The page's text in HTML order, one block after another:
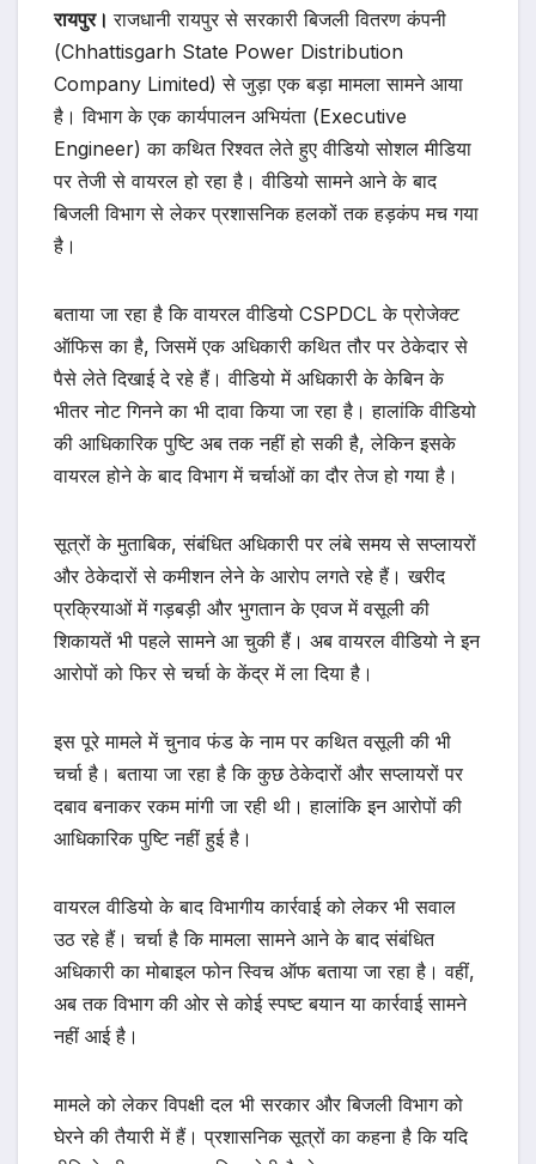
रायपुर।राजधानी रायपुर से सरकारी बिजली वितरण कंपनी
(Chhattisgarh State Power Distribution
Company Limited) से जुड़ा एक बड़ा मामला सामने आया
है। विभाग के एक कार्यपालन अभियंता (Executive
Engineer) का कथित रिश्वत लेते हुए वीडियो सोशल मीडिया
पर तेजी से वायरल हो रहा है। वीडियो सामने आने के बाद
बिजली विभाग से लेकर प्रशासनिक हलकों तक हड़कंप मच गया
है।
बताया जा रहा है कि वायरल वीडियो CSPDCL के प्रोजेक्ट
ऑफिस का है, जिसमें एक अधिकारी कथित तौर पर ठेकेदार से
पैसे लेते दिखाई दे रहे हैं। वीडियो में अधिकारी के केबिन के
भीतर नोट गिनने का भी दावा किया जा रहा है। हालांकि वीडियो
की आधिकारिक पुष्टि अब तक नहीं हो सकी है, लेकिन इसके
वायरल होने के बाद विभाग में चर्चाओं का दौर तेज हो गया है।
सूत्रों के मुताबिक, संबंधित अधिकारी पर लंबे समय से सप्लायरों
और ठेकेदारों से कमीशन लेने के आरोप लगते रहे हैं। खरीद
प्रक्रियाओं में गड़बड़ी और भुगतान के एवज में वसूली की
शिकायतें भी पहले सामने आ चुकी हैं। अब वायरल वीडियो ने इन
आरोपों को फिर से चर्चा के केंद्र में ला दिया है।
इस पूरे मामले में चुनाव फंड के नाम पर कथित वसूली की भी
चर्चा है। बताया जा रहा है कि कुछ ठेकेदारों और सप्लायरों पर
दबाव बनाकर रकम मांगी जा रही थी। हालांकि इन आरोपों की
आधिकारिक पुष्टि नहीं हुई है।
वायरल वीडियो के बाद विभागीय कार्रवाई को लेकर भी सवाल
उठ रहे हैं। चर्चा है कि मामला सामने आने के बाद संबंधित
अधिकारी का मोबाइल फोन स्विच ऑफ बताया जा रहा है। वहीं,
अब तक विभाग की ओर से कोई स्पष्ट बयान या कार्रवाई सामने
नहीं आई है।
मामले को लेकर विपक्षी दल भी सरकार और बिजली विभाग को
घेरने की तैयारी में हैं। प्रशासनिक सूत्रों का कहना है कि यदि